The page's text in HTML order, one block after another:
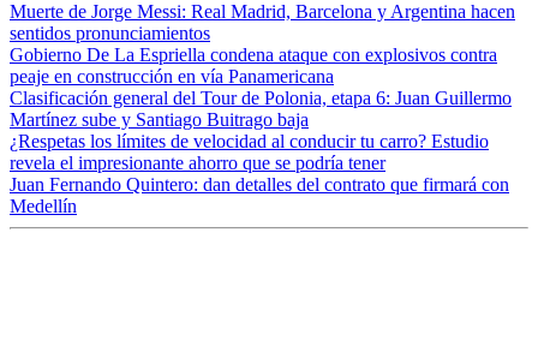
Muerte de Jorge Messi: Real Madrid, Barcelona y Argentina hacen
sentidos pronunciamientos
Gobierno De La Espriella condena ataque con explosivos contra
peaje en construcción en vía Panamericana
Clasificación general del Tour de Polonia, etapa 6: Juan Guillermo
Martínez sube y Santiago Buitrago baja
¿Respetas los límites de velocidad al conducir tu carro? Estudio
revela el impresionante ahorro que se podría tener
Juan Fernando Quintero: dan detalles del contrato que firmará con
Medellín